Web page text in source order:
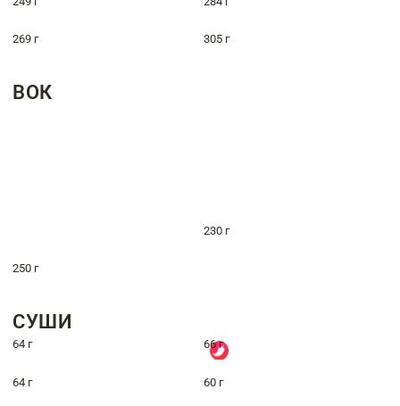
269 г 305 г
ВОК
230 г
250 г
СУШИ
64 г 66 г
64 г 60 г